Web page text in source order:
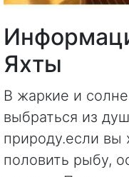
Яхты
В жаркие и
выбраться из
природу.если вы
половить рыбу,